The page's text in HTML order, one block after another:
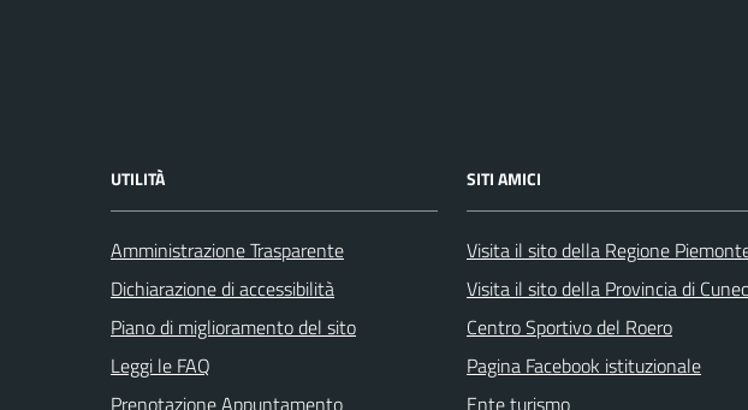
UTILITÀ
Amministrazione Trasparente
Dichiarazione di accessibilità
Piano di miglioramento del sito
Leggi le FAQ
Prenotazione Appuntamento
SITI AMICI
Visita il sito della Regione
Visita il sito della Provincia di
Centro Sportivo del Roero
Pagina Facebook istituzionale
Ente turismo